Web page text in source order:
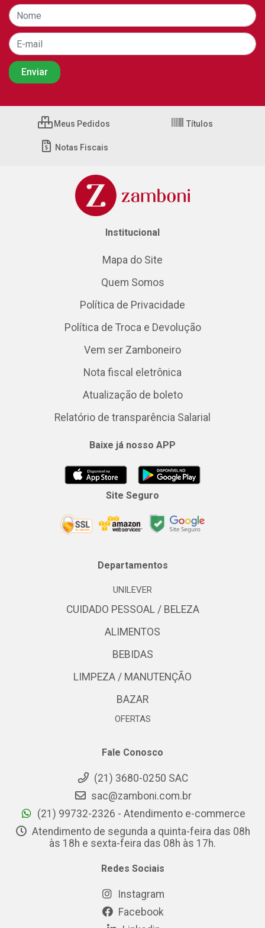
Meus Pedidos Títulos
Notas Fiscais
Institucional
Mapa do Site
Quem Somos
Política de Privacidade
Política de Troca e Devolução
Vem ser Zamboneiro
Nota fiscal eletrônica
Atualização de boleto
Relatório de transparência Salarial
Baixe já nosso APP
Site Seguro
Departamentos
UNILEVER
CUIDADO PESSOAL / BELEZA
ALIMENTOS
BEBIDAS
LIMPEZA / MANUTENÇÃO
BAZAR
OFERTAS
Fale Conosco
(21) 3680-0250 SAC
sac@zamboni.com.br
(21) 99732-2326 - Atendimento e-commerce
Atendimento de segunda a quinta-feira das 08h
às 18h e sexta-feira das 08h às 17h.
Redes Sociais
Instagram
Facebook